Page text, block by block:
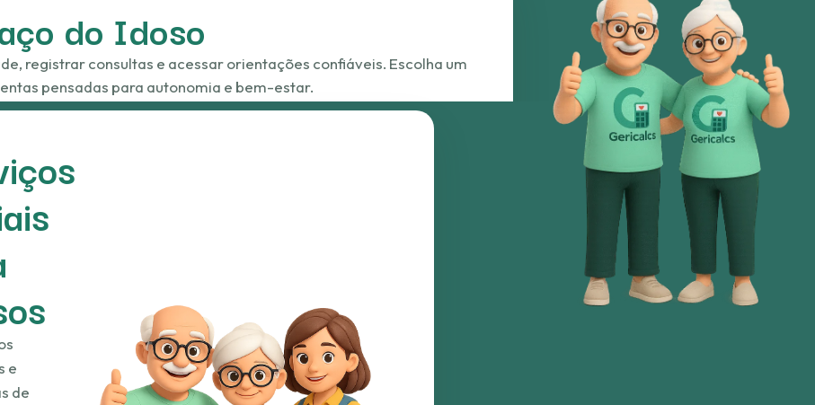
do Idoso
registrar consultas e acessar orientações confiáveis. Escolha um
pensadas para autonomia e bem-estar.
e
de